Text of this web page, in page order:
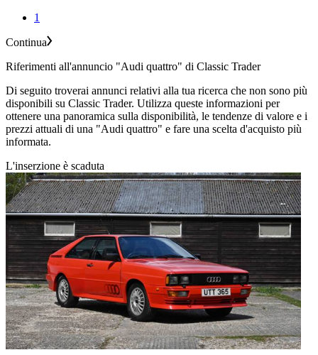
1
Continua
Riferimenti all'annuncio "Audi quattro" di Classic Trader
Di seguito troverai annunci relativi alla tua ricerca che non sono più
disponibili su Classic Trader. Utilizza queste informazioni per
ottenere una panoramica sulla disponibilità, le tendenze di valore e i
prezzi attuali di una "Audi quattro" e fare una scelta d'acquisto più
informata.
L'inserzione è scaduta